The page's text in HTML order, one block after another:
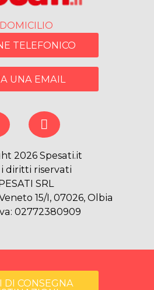
TELEFONICO
UNA EMAIL
2026 Spesati.it
diritti riservati
SRL
15/I, 07026, Olbia
02772380909
DI CONSEGNA